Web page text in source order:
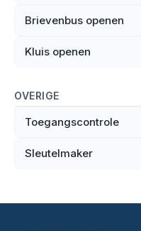
Brievenbus openen
Kluis openen
OVERIGE
Toegangscontrole
Sleutelmaker